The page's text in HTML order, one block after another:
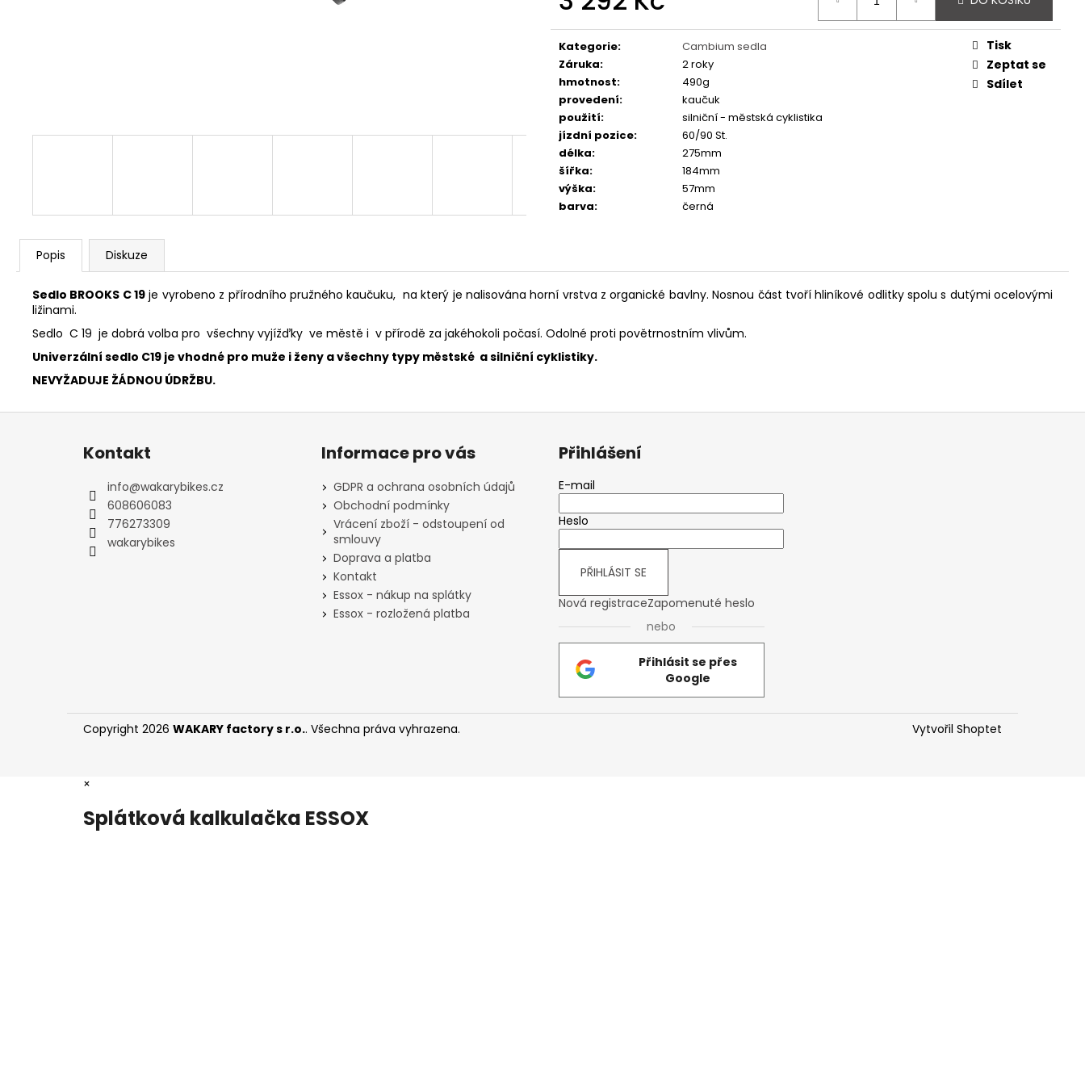
cena:
Kategorie:
Cambium sedla
Záruka:
2 roky
hmotnost:
490g
provedení:
kaučuk
použití:
silniční - městská cyklistika
jízdní pozice:
60/90 St.
délka:
275mm
šířka:
184mm
výška:
57mm
barva: černá
Tisk
Zeptat se
Sdílet
Popis Diskuze
Sedlo BROOKS C 19 je vyrobeno z přírodního pružného kaučuku, na který je nalisována horní vrstva z organické bavlny. Nosnou část tvoří hliníkové odlitky spolu s dutými ocelovými
ližinami.
Sedlo C 19 je dobrá volba pro všechny vyjížďky ve městě i v přírodě za jakéhokoli počasí. Odolné proti povětrnostním vlivům.
Univerzální sedlo C19 je vhodné pro muže i ženy a všechny typy městské a silniční cyklistiky.
NEVYŽADUJE ŽÁDNOU ÚDRŽBU.
FAVORIT DÁMSKÝ - REDESIGN URBAN ESKA SKLÁDAČKA - REDESIGN URBAN
19 400 Kč
Z
Kontakt
info@wakarybikes.cz
608606083
776273309
wakarybikes
Informace pro vás
GDPR a ochrana osobních údajů
Obchodní podmínky
Vrácení zboží - odstoupení od
smlouvy
Doprava a platba
Kontakt
Essox - nákup na splátky
Essox - rozložená platba
Přihlášení
E-mail
Heslo
PŘIHLÁSIT SE
Nová registraceZapomenuté heslo
nebo
Přihlásit se přes
Google
Vytvořil Shoptet
Copyright 2026 WAKARY factory s r.o.. Všechna práva vyhrazena.
×
Splátková kalkulačka ESSOX